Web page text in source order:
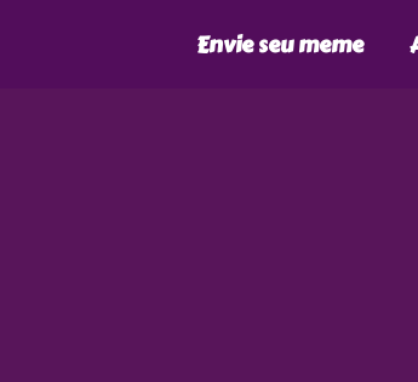
Envie seu meme